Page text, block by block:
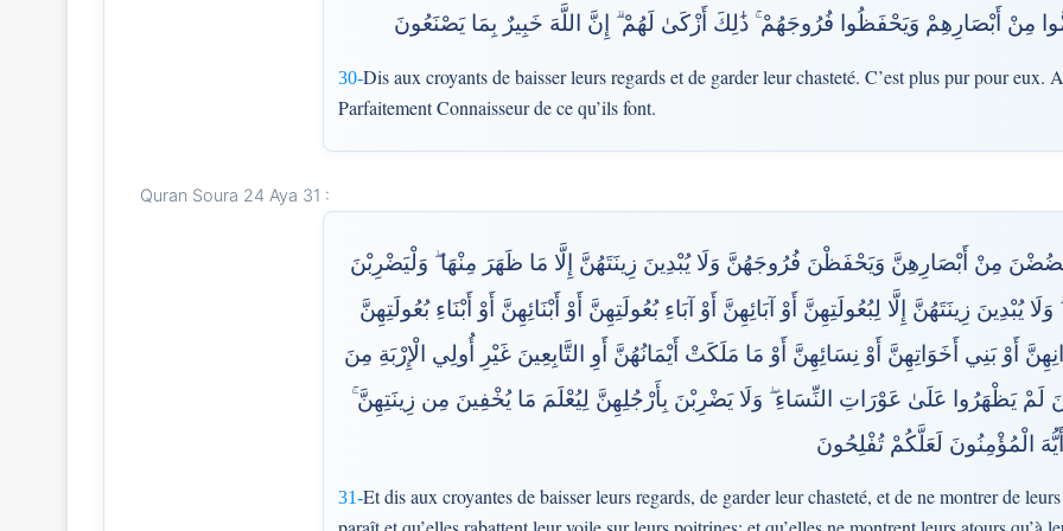
مِنْ أَبْصَارِهِمْ وَيَحْفَظُوا فُرُوجَهُمْ ۚ ذَٰلِكَ أَزْكَىٰ لَهُمْ ۗ إِنَّ اللَّهَ خَبِيرٌ بِمَا يَصْنَعُونَ
30-Dis aux croyants de baisser leurs regards et de garder leur chasteté. C’est plus pur pour eux.
Parfaitement Connaisseur de ce qu’ils font.
Quran Soura 24 Aya 31 :
مِنْ أَبْصَارِهِنَّ وَيَحْفَظْنَ فُرُوجَهُنَّ وَلَا يُبْدِينَ زِينَتَهُنَّ إِلَّا مَا ظَهَرَ مِنْهَا ۖ وَلْيَضْرِبْنَ
زِينَتَهُنَّ إِلَّا لِبُعُولَتِهِنَّ أَوْ آبَائِهِنَّ أَوْ آبَاءِ بُعُولَتِهِنَّ أَوْ أَبْنَائِهِنَّ أَوْ أَبْنَاءِ بُعُولَتِهِنَّ
أَوْ بَنِي أَخَوَاتِهِنَّ أَوْ نِسَائِهِنَّ أَوْ مَا مَلَكَتْ أَيْمَانُهُنَّ أَوِ التَّابِعِينَ غَيْرِ أُولِي الْإِرْبَةِ مِنَ
لَمْ يَظْهَرُوا عَلَىٰ عَوْرَاتِ النِّسَاءِ ۖ وَلَا يَضْرِبْنَ بِأَرْجُلِهِنَّ لِيُعْلَمَ مَا يُخْفِينَ مِن زِينَتِهِنَّ
الْمُؤْمِنُونَ لَعَلَّكُمْ تُفْلِحُونَ
31-Et dis aux croyantes de baisser leurs regards, de garder leur chasteté, et de ne montrer de